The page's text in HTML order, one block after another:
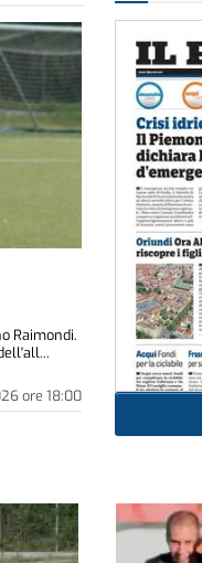
ore 18:00
Raimondi.